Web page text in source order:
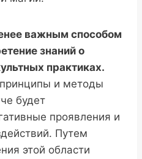
важным способом
знаний о
практиках.
и методы
будет
проявления и
Путем
этой области